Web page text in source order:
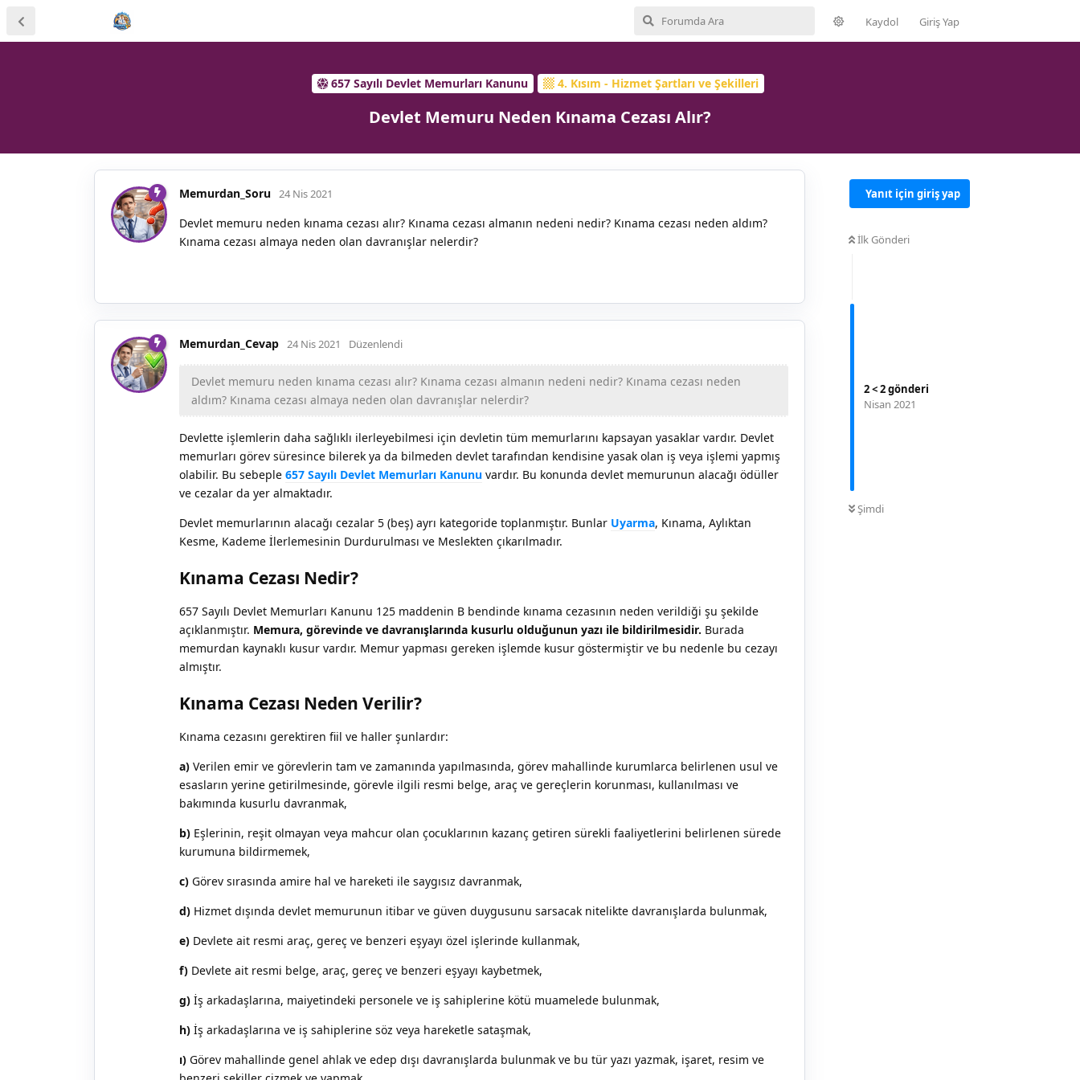
Kaydol Giriş Yap
657 Sayılı Devlet Memurları Kanunu 4. Kısım - Hizmet Şartları ve Şekilleri
Devlet Memuru Neden Kınama Cezası Alır?
Yanıt için giriş yap
İlk Gönderi
2<2gönderi
Nisan 2021
Şimdi
Memurdan_Soru 24 Nis 2021
Devlet memuru neden kınama cezası alır? Kınama cezası almanın nedeni nedir? Kınama cezası neden aldım?
Kınama cezası almaya neden olan davranışlar nelerdir?
Memurdan_Cevap 24 Nis 2021 Düzenlendi
Devlet memuru neden kınama cezası alır? Kınama cezası almanın nedeni nedir? Kınama cezası neden
aldım? Kınama cezası almaya neden olan davranışlar nelerdir?
Devlette işlemlerin daha sağlıklı ilerleyebilmesi için devletin tüm memurlarını kapsayan yasaklar vardır. Devlet
memurları görev süresince bilerek ya da bilmeden devlet tarafından kendisine yasak olan iş veya işlemi yapmış
olabilir. Bu sebeple 657 Sayılı Devlet Memurları Kanunu vardır. Bu konunda devlet memurunun alacağı ödüller
ve cezalar da yer almaktadır.
Devlet memurlarının alacağı cezalar 5 (beş) ayrı kategoride toplanmıştır. Bunlar Uyarma, Kınama, Aylıktan
Kesme, Kademe İlerlemesinin Durdurulması ve Meslekten çıkarılmadır.
Kınama Cezası Nedir?
657 Sayılı Devlet Memurları Kanunu 125 maddenin B bendinde kınama cezasının neden verildiği şu şekilde
açıklanmıştır. Memura, görevinde ve davranışlarında kusurlu olduğunun yazı ile bildirilmesidir. Burada
memurdan kaynaklı kusur vardır. Memur yapması gereken işlemde kusur göstermiştir ve bu nedenle bu cezayı
almıştır.
Kınama Cezası Neden Verilir?
Kınama cezasını gerektiren fiil ve haller şunlardır:
a) Verilen emir ve görevlerin tam ve zamanında yapılmasında, görev mahallinde kurumlarca belirlenen usul ve
esasların yerine getirilmesinde, görevle ilgili resmi belge, araç ve gereçlerin korunması, kullanılması ve
bakımında kusurlu davranmak,
b) Eşlerinin, reşit olmayan veya mahcur olan çocuklarının kazanç getiren sürekli faaliyetlerini belirlenen sürede
kurumuna bildirmemek,
c) Görev sırasında amire hal ve hareketi ile saygısız davranmak,
d) Hizmet dışında devlet memurunun itibar ve güven duygusunu sarsacak nitelikte davranışlarda bulunmak,
e) Devlete ait resmi araç, gereç ve benzeri eşyayı özel işlerinde kullanmak,
f) Devlete ait resmi belge, araç, gereç ve benzeri eşyayı kaybetmek,
g) İş arkadaşlarına, maiyetindeki personele ve iş sahiplerine kötü muamelede bulunmak,
h) İş arkadaşlarına ve iş sahiplerine söz veya hareketle sataşmak,
ı) Görev mahallinde genel ahlak ve edep dışı davranışlarda bulunmak ve bu tür yazı yazmak, işaret, resim ve